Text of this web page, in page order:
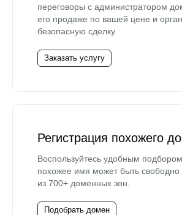
переговоры с администратором
его продаже по вашей цене и
безопасную сделку.
Заказать услугу
Регистрация похожего
Воспользуйтесь удобным
похожее имя может быть свободно
из 700+ доменных зон.
Подобрать домен